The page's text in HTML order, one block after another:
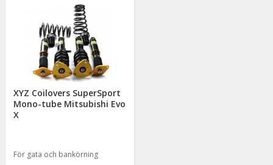
XYZ Coilovers SuperSport
Mono-tube Mitsubishi Evo
X
För gata och bankörning